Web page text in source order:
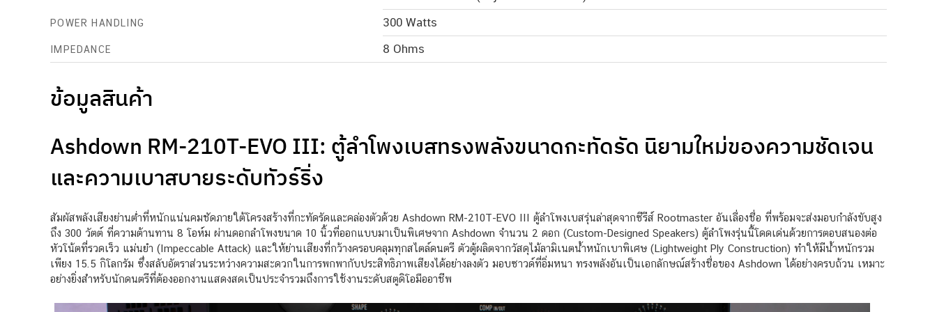
POWER HANDLING 300 Watts
IMPEDANCE 8 Ohms
ข้อมูลสินค้า
Ashdown RM-210T-EVO III: ตู้ลำโพงเบสทรงพลังขนาดกะทัดรัด นิยามใหม่ของความชัดเจน
และความเบาสบายระดับทัวร์ริ่ง
สัมผัสพลังเสียงย่านต่ำที่หนักแน่นคมชัดภายใต้โครงสร้างที่กะทัดรัดและคล่องตัวด้วย Ashdown RM-210T-EVO III ตู้ลำโพงเบสรุ่นล่าสุดจากซีรีส์ Rootmaster อันเลื่องชื่อ ที่พร้อมจะส่งมอบกำลังขับสูง
ถึง 300 วัตต์ ที่ความต้านทาน 8 โอห์ม ผ่านดอกลำโพงขนาด 10 นิ้วที่ออกแบบมาเป็นพิเศษจาก Ashdown จำนวน 2 ดอก (Custom-Designed Speakers) ตู้ลำโพงรุ่นนี้โดดเด่นด้วยการตอบสนองต่อ
หัวโน้ตที่รวดเร็ว แม่นยำ (Impeccable Attack) และให้ย่านเสียงที่กว้างครอบคลุมทุกสไตล์ดนตรี ตัวตู้ผลิตจากวัสดุไม้ลามิเนตน้ำหนักเบาพิเศษ (Lightweight Ply Construction) ทำให้มีน้ำหนักรวม
เพียง 15.5 กิโลกรัม ซึ่งสลับอัตราส่วนระหว่างความสะดวกในการพกพากับประสิทธิภาพเสียงได้อย่างลงตัว มอบซาวด์ที่อิ่มหนา ทรงพลังอันเป็นเอกลักษณ์สร้างชื่อของ Ashdown ได้อย่างครบถ้วน เหมาะ
อย่างยิ่งสำหรับนักดนตรีที่ต้องออกงานแสดงสดเป็นประจำรวมถึงการใช้งานระดับสตูดิโอมืออาชีพ